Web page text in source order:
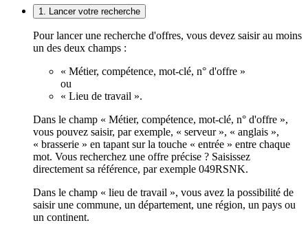
1. Lancer votre recherche
Pour lancer une recherche d'offres, vous devez saisir au moins
un des deux champs :
« Métier, compétence, mot-clé, n° d'offre »
ou
« Lieu de travail ».
Dans le champ « Métier, compétence, mot-clé, n° d'offre »,
vous pouvez saisir, par exemple, « serveur », « anglais »,
« brasserie » en tapant sur la touche « entrée » entre chaque
mot. Vous recherchez une offre précise ? Saisissez
directement sa référence, par exemple 049RSNK.
Dans le champ « lieu de travail », vous avez la possibilité de
saisir une commune, un département, une région, un pays ou
un continent.